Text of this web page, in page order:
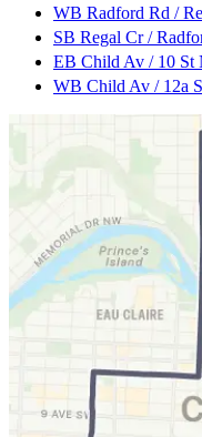
WB Radford Rd /
SB Regal Cr /
EB Child Av / 10 St
WB Child Av / 12a